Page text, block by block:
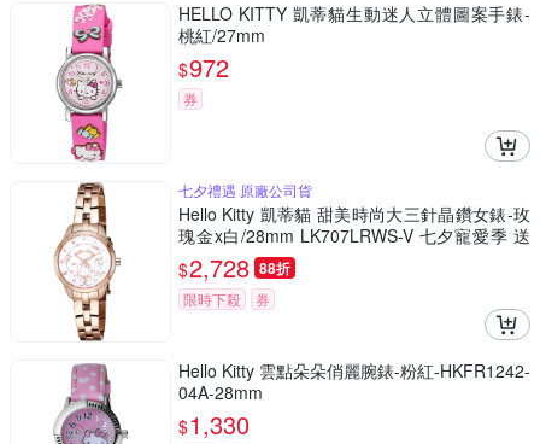
HELLO KITTY 凱蒂貓生動迷人立體圖案手錶-
桃紅/27mm
$972
券
七夕禮遇 原廠公司貨
Hello Kitty 凱蒂貓 甜美時尚大三針晶鑽女錶-玫
瑰金x白/28mm LK707LRWS-V 七夕寵愛季 送
禮推薦
$2,728 88折
限時下殺 券
Hello Kitty 雲點朵朵俏麗腕錶-粉紅-HKFR1242-
04A-28mm
$1,330